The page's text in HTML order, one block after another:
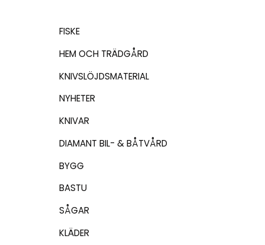
FISKE
HEM OCH TRÄDGÅRD
KNIVSLÖJDSMATERIAL
NYHETER
KNIVAR
DIAMANT BIL- & BÅTVÅRD
BYGG
BASTU
SÅGAR
KLÄDER